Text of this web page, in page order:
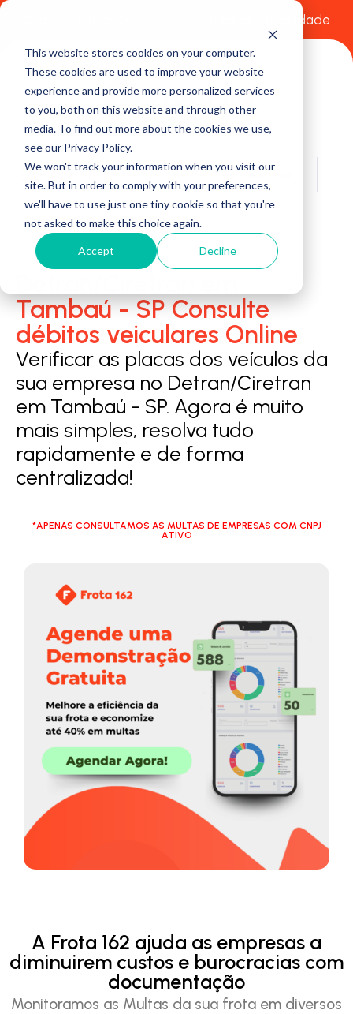
This website stores cookies on your computer.
These cookies are used to improve your website
experience and provide more personalized services
to you, both on this website and through other
media. To find out more about the cookies we use,
see our Privacy Policy.
We won't track your information when you visit our
site. But in order to comply with your preferences,
we'll have to use just one tiny cookie so that you're
not asked to make this choice again.
Accept Decline
Política de Privacidade
Buscar
Tambaú - SP Consulte
débitos veiculares Online
Verificar as placas dos veículos da
sua empresa no Detran/Ciretran
em Tambaú - SP. Agora é muito
mais simples, resolva tudo
rapidamente e de forma
centralizada!
*APENAS CONSULTAMOS AS MULTAS DE EMPRESAS COM CNPJ
ATIVO
A Frota 162 ajuda as empresas a
diminuirem custos e burocracias com
documentação
Monitoramos as Multas da sua frota em diversos